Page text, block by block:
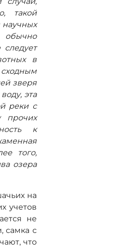
такой
научных
обычно
в
зверя
эта
реки с
прочих
к
того,
озера
на
учетов
не
самка с
чтo